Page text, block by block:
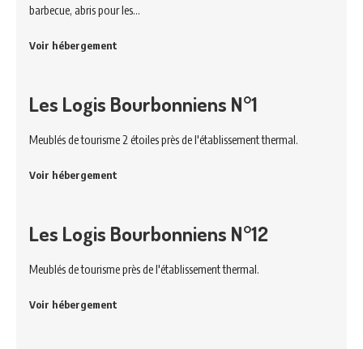
barbecue, abris pour les…
Voir hébergement
Les Logis Bourbonniens N°1
Meublés de tourisme 2 étoiles près de l'établissement thermal.
Voir hébergement
Les Logis Bourbonniens N°12
Meublés de tourisme près de l'établissement thermal.
Voir hébergement